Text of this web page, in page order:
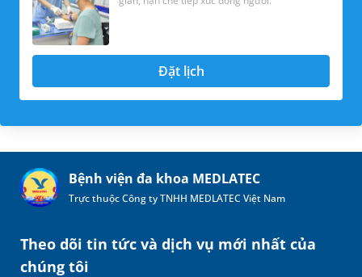
Đặt lịch
Bệnh viện đa khoa MEDLATEC
Trực thuộc Công ty TNHH MEDLATEC Việt Nam
Theo dõi tin tức và dịch vụ mới nhất của
chúng tôi